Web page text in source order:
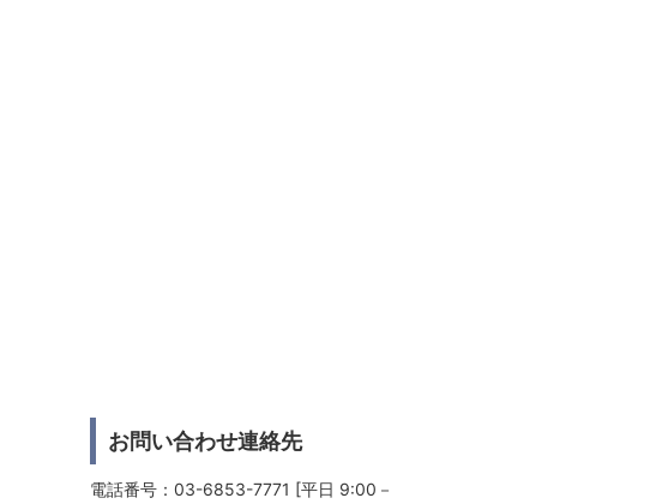
お問い合わせ連絡先
電話番号：03-6853-7771 [平日 9:00－